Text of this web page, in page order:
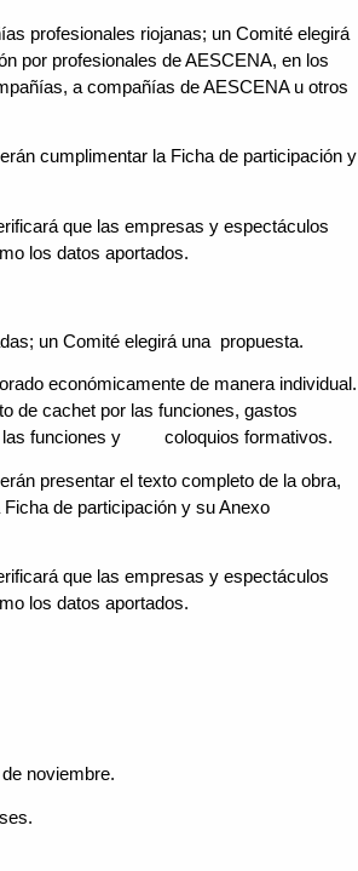
profesionales riojanas; un Comité elegirá
por profesionales de AESCENA, en los
a compañías de AESCENA u otros
cumplimentar la Ficha de participación y
que las empresas y espectáculos
los datos aportados.
un Comité elegirá una propuesta.
económicamente de manera individual.
de cachet por las funciones, gastos
las funciones y coloquios formativos.
presentar el texto completo de la obra,
de participación y su Anexo
que las empresas y espectáculos
los datos aportados.
noviembre.